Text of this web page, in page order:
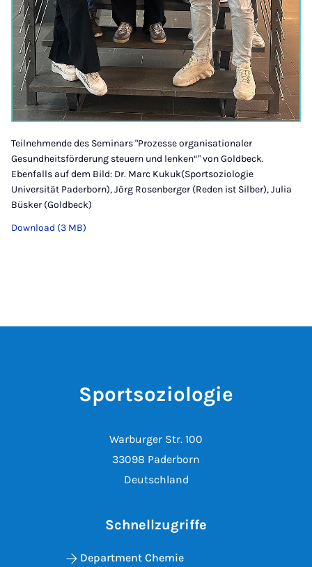
Teilnehmende des Seminars "Prozesse organisationaler
Gesundheitsförderung steuern und lenken“" von Goldbeck.
Ebenfalls auf dem Bild: Dr. Marc Kukuk(Sportsoziologie
Universität Paderborn), Jörg Rosenberger (Reden ist Silber), Julia
Büsker (Goldbeck)
Download (3 MB)
Sportsoziologie
Warburger Str. 100
33098 Paderborn
Deutschland
Schnellzugriffe
Department Chemie